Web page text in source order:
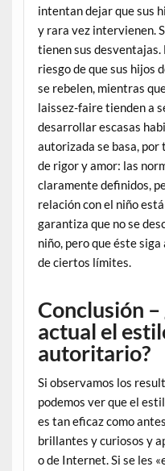
intentan dejar que sus
y rara vez intervienen.
tienen sus
riesgo de que sus hijos
se rebelen, mientras
laissez-faire tienden a
desarrollar escasas
autorizada se basa, por
de rigor y amor: las
claramente definidos,
relación con el niño
garantiza que no se
niño, pero que éste
de ciertos límites.
Conclusión –
actual el
autoritario?
Si observamos los
podemos ver que el
es tan eficaz como
brillantes y curiosos y
o de Internet. Si se les